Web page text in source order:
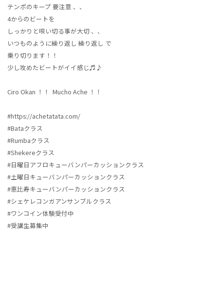
テンポのキープ 要注意 、、
4からのビートを
しっかりと唄い切る事が大切 、、
いつものように繰り返し 繰り返し で
乗り切ります！！
少し攻めたビートがイイ感じ♬♪
Ciro Okan ！！ Mucho Ache ！！
#https://achetatata.com/
#Bataクラス
#Rumbaクラス
#Shekereクラス
#日曜日アフロキューバンパーカッションクラス
#土曜日キューバンパーカッションクラス
#恵比寿キューバンパーカッションクラス
#シェケレコンガアンサンブルクラス
#ワンコイン体験受付中
#受講生募集中